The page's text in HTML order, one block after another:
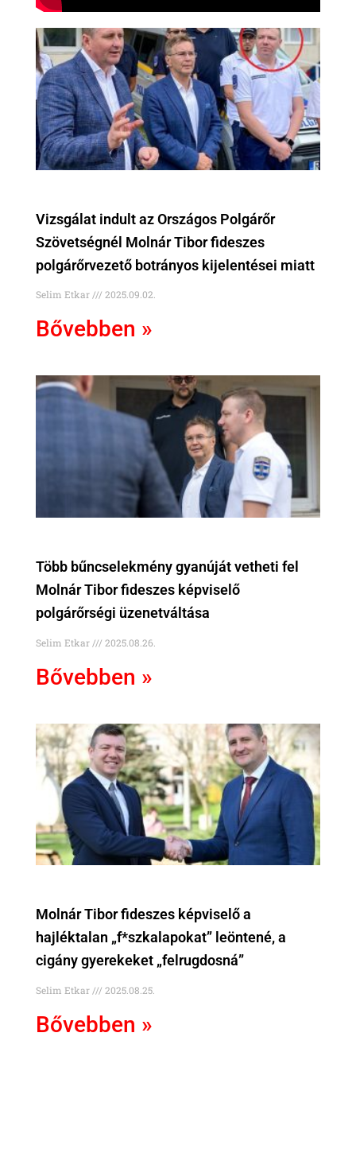
Vizsgálat indult az Országos Polgárőr
Szövetségnél Molnár Tibor fideszes
polgárőrvezető botrányos kijelentései miatt
Selim Etkar 2025.09.02.
Bővebben »
Több bűncselekmény gyanúját vetheti fel
Molnár Tibor fideszes képviselő
polgárőrségi üzenetváltása
Selim Etkar 2025.08.26.
Bővebben »
Molnár Tibor fideszes képviselő a
hajléktalan „f*szkalapokat” leöntené, a
cigány gyerekeket „felrugdosná”
Selim Etkar 2025.08.25.
Bővebben »